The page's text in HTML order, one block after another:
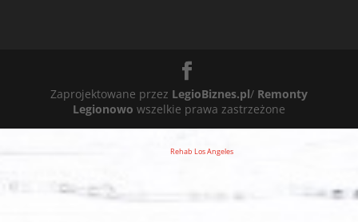
Zaprojektowane przez LegioBiznes.pl/ Remonty
Legionowo wszelkie prawa zastrzeżone
Rehab Los Angeles